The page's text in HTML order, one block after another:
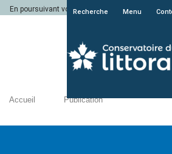
En poursuivant votre navigation sur le site du
Recherche Menu
Accueil Publication